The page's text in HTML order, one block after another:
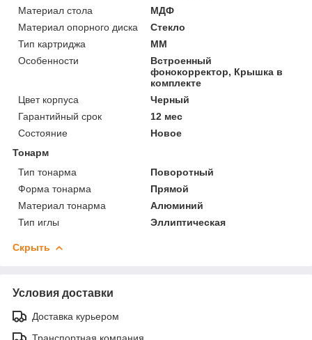
Материал стола
МДФ
Материал опорного диска
Стекло
Тип картриджа
MM
Особенности
Встроенный
фонокорректор, Крышка в
комплекте
Цвет корпуса
Черный
Гарантийный срок
12 мес
Состояние
Новое
Тонарм
Тип тонарма
Поворотный
Форма тонарма
Прямой
Материал тонарма
Алюминий
Тип иглы
Эллиптическая
Скрыть
Условия доставки
Доставка курьером